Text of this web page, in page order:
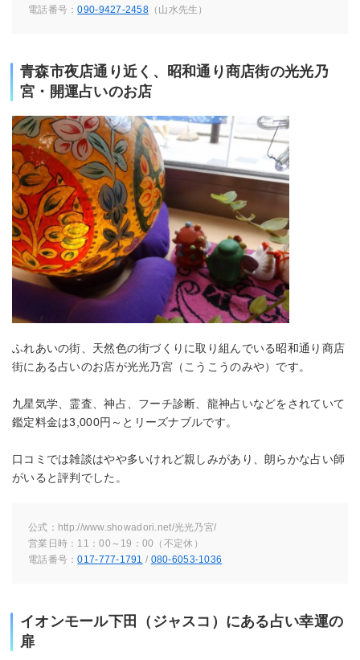
電話番号：090-9427-2458 （山水先生）
青森市夜店通り近く、昭和通り商店街の光光乃
宮・開運占いのお店
ふれあいの街、天然色の街づくりに取り組んでいる昭和通り商店
街にある占いのお店が光光乃宮（こうこうのみや）です。
九星気学、霊査、神占、フーチ診断、龍神占いなどをされていて
鑑定料金は3,000円～とリーズナブルです。
口コミでは雑談はやや多いけれど親しみがあり、朗らかな占い師
がいると評判でした。
公式：http://www.showadori.net/光光乃宮/
営業日時：11：00～19：00（不定休）
電話番号：017-777-1791 / 080-6053-1036
イオンモール下田（ジャスコ）にある占い幸運の
扉